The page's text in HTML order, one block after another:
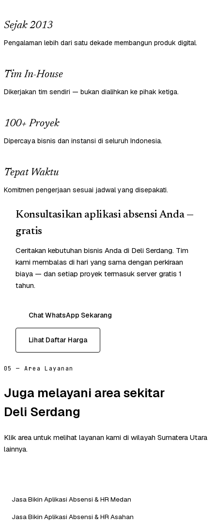
Sejak 2013
Pengalaman lebih dari satu dekade membangun produk digital.
Tim In-House
Dikerjakan tim sendiri — bukan dialihkan ke pihak ketiga.
100+ Proyek
Dipercaya bisnis dan instansi di seluruh Indonesia.
Tepat Waktu
Komitmen pengerjaan sesuai jadwal yang disepakati.
Konsultasikan aplikasi absensi Anda —
gratis
Ceritakan kebutuhan bisnis Anda di Deli Serdang. Tim
kami membalas di hari yang sama dengan perkiraan
biaya — dan setiap proyek termasuk server gratis 1
tahun.
Chat WhatsApp Sekarang
Lihat Daftar Harga
05 — Area Layanan
Juga melayani area sekitar
Deli Serdang
Klik area untuk melihat layanan kami di wilayah Sumatera Utara
lainnya.
Jasa Bikin Aplikasi Absensi & HR Medan
Jasa Bikin Aplikasi Absensi & HR Asahan